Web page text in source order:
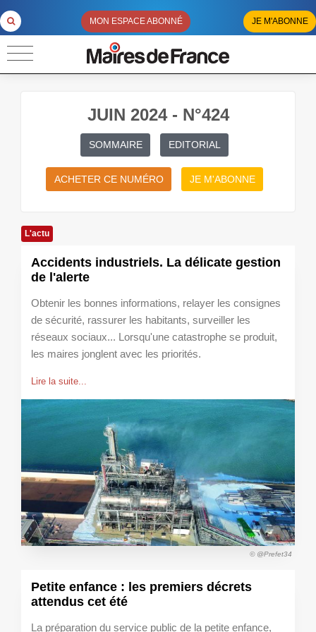
MON ESPACE ABONNÉ JE M'ABONNE
JUIN 2024 - N°424
SOMMAIRE EDITORIAL
ACHETER CE NUMÉRO JE M'ABONNE
L'actu
Accidents industriels. La délicate gestion
de l'alerte
Obtenir les bonnes informations, relayer les consignes
de sécurité, rassurer les habitants, surveiller les
réseaux sociaux... Lorsqu'une catastrophe se produit,
les maires jonglent avec les priorités.
Lire la suite...
© @Prefet34
Petite enfance : les premiers décrets
attendus cet été
La préparation du service public de la petite enfance,